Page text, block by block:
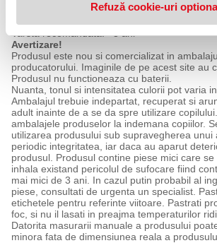
Refuză cookie-uri
Greutate nisip: 0.500 kg
Greutate produs ambalat: 0.510 kg
Varsta recomandata: +3 ani
Avertizare!
Produsul este nou si comercializat in
producatorului. Imaginile de pe acest site au
Produsul nu functioneaza cu baterii.
Nuanta, tonul si intensitatea culorii pot varia
Ambalajul trebuie indepartat, recuperat si
adult inainte de a se da spre utilizare
ambalajele produselor la indemana copiilor.
utilizarea produsului sub supravegherea unui
periodic integritatea, iar daca au aparut
produsul. Produsul contine piese mici care se
inhala existand pericolul de sufocare fiind
mai mici de 3 ani. In cazul putin probabil al
piese, consultati de urgenta un specialist.
etichetele pentru referinte viitoare. Pastrati
foc, si nu il lasati in preajma temperaturilor
Datorita masurarii manuale a produsului
minora fata de dimensiunea reala a